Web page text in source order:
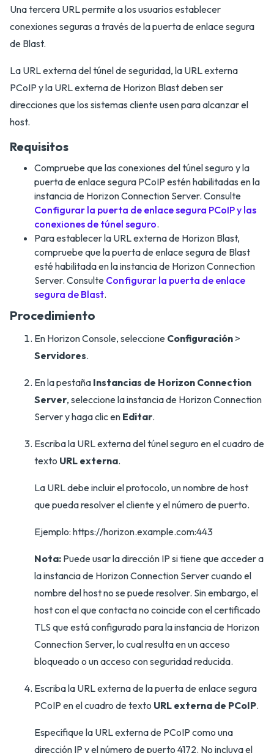
Una tercera URL permite a los usuarios establecer
conexiones seguras a través de la puerta de enlace segura
de Blast.
La URL externa del túnel de seguridad, la URL externa
PCoIP y la URL externa de Horizon Blast deben ser
direcciones que los sistemas cliente usen para alcanzar el
host.
Requisitos
Compruebe que las conexiones del túnel seguro y la
puerta de enlace segura PCoIP estén habilitadas en la
instancia de Horizon Connection Server. Consulte
Configurar la puerta de enlace segura PCoIP y las
conexiones de túnel seguro.
Para establecer la URL externa de Horizon Blast,
compruebe que la puerta de enlace segura de Blast
esté habilitada en la instancia de Horizon Connection
Server. Consulte Configurar la puerta de enlace
segura de Blast.
Procedimiento
En Horizon Console, seleccione Configuración >
Servidores.
En la pestaña Instancias de Horizon Connection
Server, seleccione la instancia de Horizon Connection
Server y haga clic en Editar.
Escriba la URL externa del túnel seguro en el cuadro de
texto URL externa.
La URL debe incluir el protocolo, un nombre de host
que pueda resolver el cliente y el número de puerto.
Ejemplo: https://horizon.example.com:443
Nota: Puede usar la dirección IP si tiene que acceder a
la instancia de Horizon Connection Server cuando el
nombre del host no se puede resolver. Sin embargo, el
host con el que contacta no coincide con el certificado
TLS que está configurado para la instancia de Horizon
Connection Server, lo cual resulta en un acceso
bloqueado o un acceso con seguridad reducida.
Escriba la URL externa de la puerta de enlace segura
PCoIP en el cuadro de texto URL externa de PCoIP.
Especifique la URL externa de PCoIP como una
dirección IP y el número de puerto 4172. No incluya el